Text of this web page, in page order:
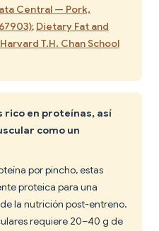
Central — Pork,
; Dietary Fat and
T.H. Chan School
rico en proteínas, así
como un
por pincho, estas
proteica para una
la nutrición post-entreno.
requiere 20–40 g de